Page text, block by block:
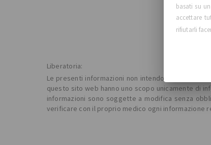
Liberatoria:
Le presenti informazioni non intendono
questo sito web hanno uno scopo unicamente di
informazioni sono soggette a modifica senza
verificare con il proprio medico ogni informazione
basati su
accettare
rifiutarli